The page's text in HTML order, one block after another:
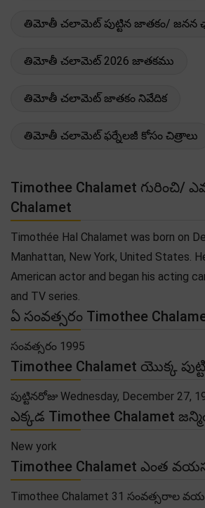
తిమోతీ చలామెట్ పుట్టిన జాతకం/ జనన
తిమోతీ చలామెట్ 2026 జాతకము
తిమోతీ చలామెట్ జాతకం నివేదిక
తిమోతీ చలామెట్ ఫర్నేలజీ కోసం చిత్రాలు
Timothee Chalamet గురించి/
Chalamet
Timothée Hal Chalamet was born on
Manhattan, New York, United States.
American actor and began his acting
and TV series.
ఏ సంవత్సరం Timothee
సంవత్సరం 1995
Timothee Chalamet యొక్క
పుట్టినరోజు Wednesday, December 27,
ఎక్కడ Timothee Chalamet
New york
Timothee Chalamet ఎంత
Timothee Chalamet 31 సంవత్సరాల